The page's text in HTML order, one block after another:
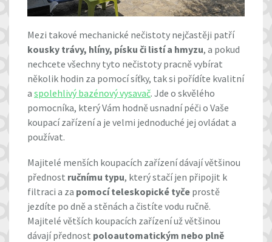
Mezi takové mechanické nečistoty nejčastěji patří
kousky trávy, hlíny, písku či listí a hmyzu, a pokud
nechcete všechny tyto nečistoty pracně vybírat
několik hodin za pomocí síťky, tak si pořídíte kvalitní
a spolehlivý bazénový vysavač. Jde o skvělého
pomocníka, který Vám hodně usnadní péči o Vaše
koupací zařízení a je velmi jednoduché jej ovládat a
používat.
Majitelé menších koupacích zařízení dávají většinou
přednost ručnímu typu, který stačí jen připojit k
filtraci a za pomocí teleskopické tyče prostě
jezdíte po dně a stěnách a čistíte vodu ručně.
Majitelé větších koupacích zařízení už většinou
dávají přednost poloautomatickým nebo plně